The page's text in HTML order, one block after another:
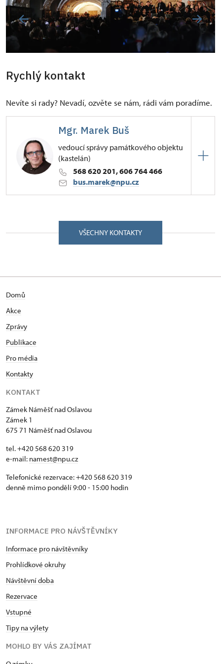
Rychlý kontakt
Nevíte si rady? Nevadí, ozvěte se nám, rádi vám poradíme.
Mgr. Marek Buš
vedoucí správy památkového objektu
(kastelán)
568 620 201, 606 764 466
bus.marek@npu.cz
Zámek 1/, Náměšť nad Oslavou 67571
2005 soukromě studoval u prof. Rudolfa Pečmana z
hudební dějiny náměšťského zámku.
VŠECHNY KONTAKTY
Domů
Akce
Zprávy
Publikace
Pro média
Kontakty
KONTAKT
Zámek Náměšť nad Oslavou
Zámek 1
675 71 Náměšť nad Oslavou
tel. +420 568 620 319
e-mail: namest@npu.cz
Telefonické rezervace: +420 568 620 319
denně mimo pondělí 9:00 - 15:00 hodin
INFORMACE PRO NÁVŠTĚVNÍKY
Informace pro návštěvníky
Prohlídkové okruhy
Návštěvní doba
Rezervace
Vstupné
Tipy na výlety
MOHLO BY VÁS ZAJÍMAT